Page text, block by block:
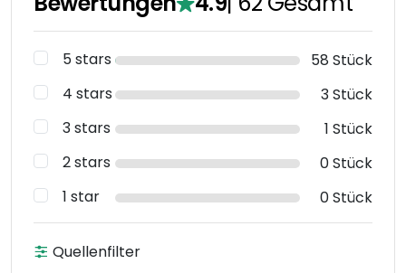
5 stars
58 Stück
4 stars
3 Stück
3 stars
1 Stück
2 stars
0 Stück
1 star
0 Stück
Quellenfilter